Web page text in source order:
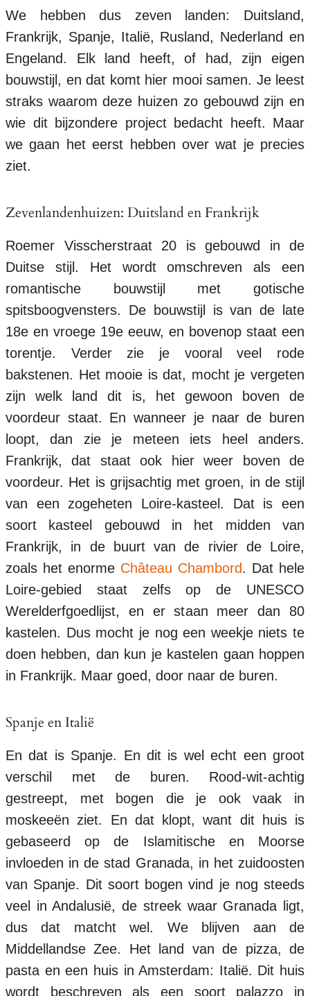
We hebben dus zeven landen: Duitsland,
Frankrijk, Spanje, Italië, Rusland, Nederland en
Engeland. Elk land heeft, of had, zijn eigen
bouwstijl, en dat komt hier mooi samen. Je leest
straks waarom deze huizen zo gebouwd zijn en
wie dit bijzondere project bedacht heeft. Maar
we gaan het eerst hebben over wat je precies
ziet.
Zevenlandenhuizen: Duitsland en Frankrijk
Roemer Visscherstraat 20 is gebouwd in de
Duitse stijl. Het wordt omschreven als een
romantische bouwstijl met gotische
spitsboogvensters. De bouwstijl is van de late
18e en vroege 19e eeuw, en bovenop staat een
torentje. Verder zie je vooral veel rode
bakstenen. Het mooie is dat, mocht je vergeten
zijn welk land dit is, het gewoon boven de
voordeur staat. En wanneer je naar de buren
loopt, dan zie je meteen iets heel anders.
Frankrijk, dat staat ook hier weer boven de
voordeur. Het is grijsachtig met groen, in de stijl
van een zogeheten Loire-kasteel. Dat is een
soort kasteel gebouwd in het midden van
Frankrijk, in de buurt van de rivier de Loire,
zoals het enorme Château Chambord. Dat hele
Loire-gebied staat zelfs op de UNESCO
Werelderfgoedlijst, en er staan meer dan 80
kastelen. Dus mocht je nog een weekje niets te
doen hebben, dan kun je kastelen gaan hoppen
in Frankrijk. Maar goed, door naar de buren.
Spanje en Italië
En dat is Spanje. En dit is wel echt een groot
verschil met de buren. Rood-wit-achtig
gestreept, met bogen die je ook vaak in
moskeeën ziet. En dat klopt, want dit huis is
gebaseerd op de Islamitische en Moorse
invloeden in de stad Granada, in het zuidoosten
van Spanje. Dit soort bogen vind je nog steeds
veel in Andalusië, de streek waar Granada ligt,
dus dat matcht wel. We blijven aan de
Middellandse Zee. Het land van de pizza, de
pasta en een huis in Amsterdam: Italië. Dit huis
wordt beschreven als een soort palazzo in